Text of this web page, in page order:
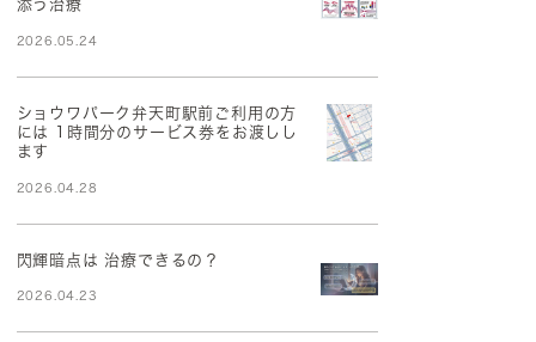
添う治療
2026.05.24
ショウワパーク弁天町駅前ご利用の方
には 1時間分のサービス券をお渡しし
ます
2026.04.28
閃輝暗点は 治療できるの？
2026.04.23